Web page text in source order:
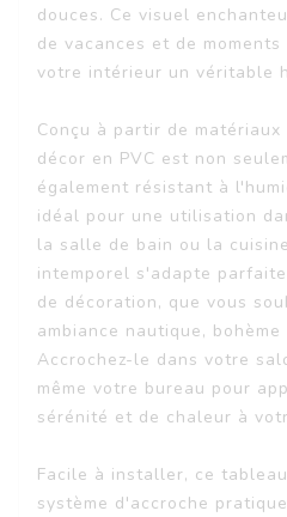
douces. Ce visuel
de vacances et de
votre intérieur un véritable
Conçu à partir de
décor en PVC est non
également résistant à
idéal pour une utilisation
la salle de bain ou la
intemporel s'adapte
de décoration, que vous
ambiance nautique,
Accrochez-le dans votre
même votre bureau pour
sérénité et de chaleur à
Facile à installer, ce
système d'accroche